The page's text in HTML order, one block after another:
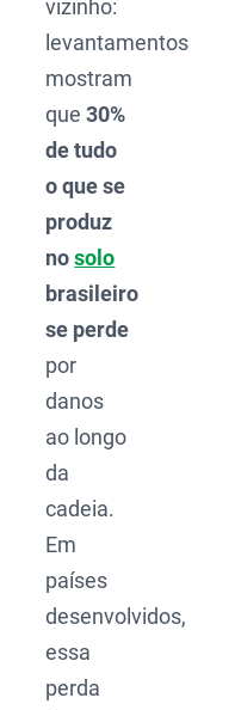
vizinho:
levantamentos
mostram
que30%
de tudo
o que se
produz
nosolo
brasileiro
se perde
por
danos
ao longo
da
cadeia.
Em
países
desenvolvidos,
essa
perda